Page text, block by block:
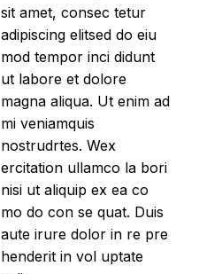
sit amet, consec tetur
adipiscing elitsed do eiu
mod tempor inci didunt
ut labore et dolore
magna aliqua. Ut enim ad
mi veniamquis
nostrudrtes. Wex
ercitation ullamco la bori
nisi ut aliquip ex ea co
mo do con se quat. Duis
aute irure dolor in re pre
henderit in vol uptate